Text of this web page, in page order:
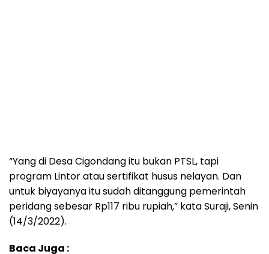
“Yang di Desa Cigondang itu bukan PTSL, tapi
program Lintor atau sertifikat husus nelayan. Dan
untuk biyayanya itu sudah ditanggung pemerintah
peridang sebesar Rp117 ribu rupiah,” kata Suraji, Senin
(14/3/2022).
Baca Juga :